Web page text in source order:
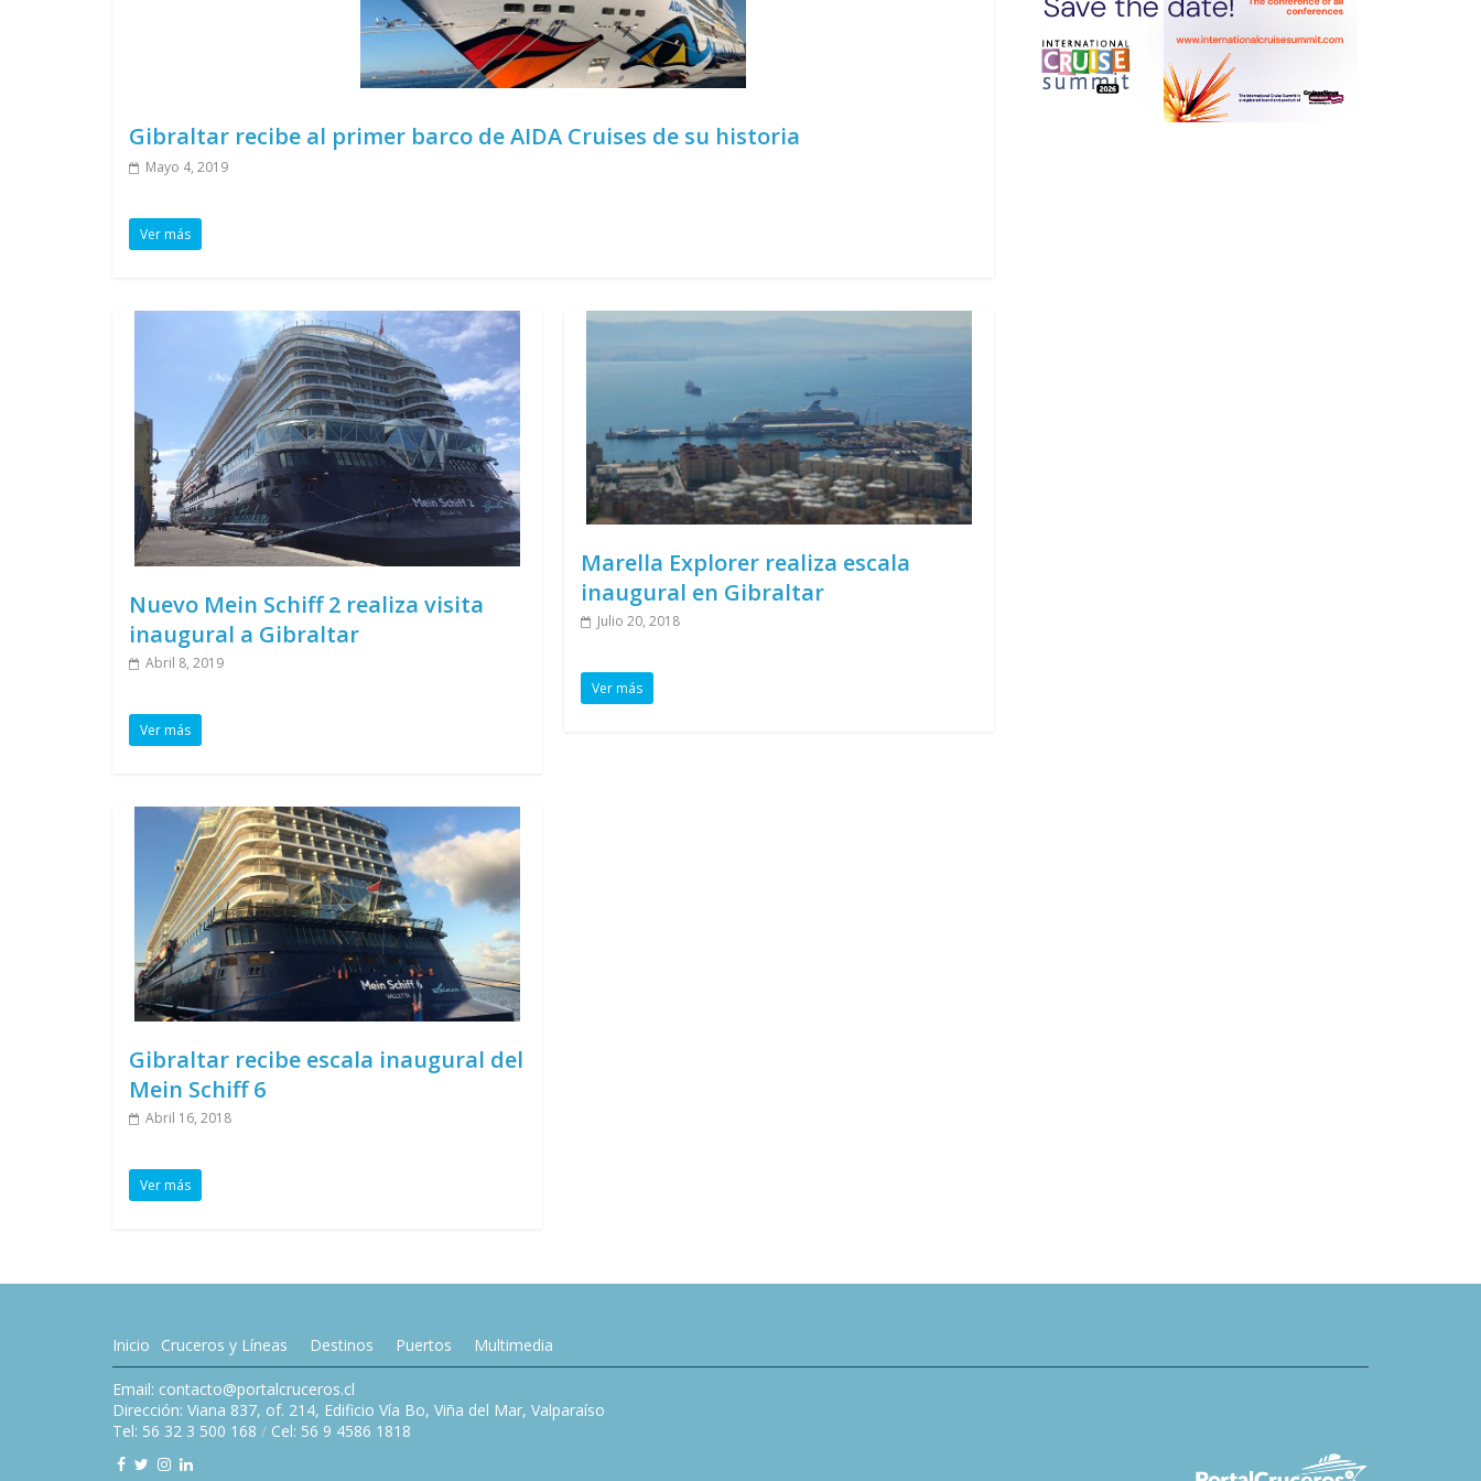
Gibraltar recibe al primer barco de AIDA Cruises de su historia
Mayo 4, 2019
Ver más
Nuevo Mein Schiff 2 realiza visita
inaugural a Gibraltar
Abril 8, 2019
Ver más
Marella Explorer realiza escala
inaugural en Gibraltar
Julio 20, 2018
Ver más
Gibraltar recibe escala inaugural del
Mein Schiff 6
Abril 16, 2018
Ver más
Inicio Cruceros y Líneas Destinos Puertos Multimedia
Email: contacto@portalcruceros.cl
Dirección: Viana 837, of. 214, Edificio Vía Bo, Viña del Mar, Valparaíso
Tel: 56 32 3 500 168 / Cel: 56 9 4586 1818